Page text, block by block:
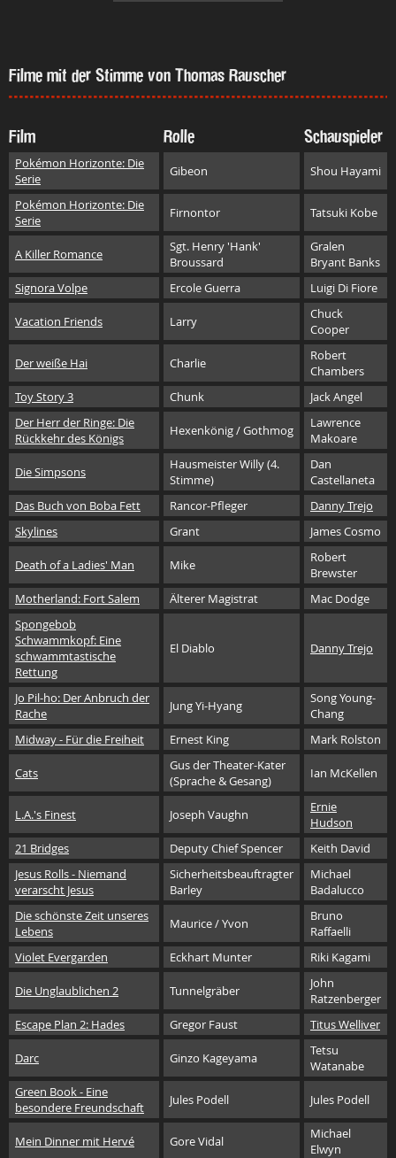
Filme mit der Stimme von Thomas Rauscher
Film Rolle Schauspieler
Pokémon Horizonte: Die
Serie
Gibeon Shou Hayami
Pokémon Horizonte: Die
Serie
Firnontor Tatsuki Kobe
A Killer Romance
Sgt. Henry 'Hank'
Broussard
Gralen
Bryant Banks
Signora Volpe
Ercole Guerra Luigi Di Fiore
Vacation Friends Larry
Chuck
Cooper
Der weiße Hai Charlie
Robert
Chambers
Toy Story 3
Chunk
Jack Angel
Der Herr der Ringe: Die
Rückkehr des Königs
Hexenkönig / Gothmog
Lawrence
Makoare
Die Simpsons
Hausmeister Willy (4.
Stimme)
Dan
Castellaneta
Das Buch von Boba Fett
Rancor-Pfleger
Danny Trejo
Skylines
Grant James Cosmo
Death of a Ladies' Man Mike
Robert
Brewster
Motherland: Fort Salem
Älterer Magistrat
Mac Dodge
Spongebob
Schwammkopf: Eine
schwammtastische
Rettung
El Diablo Danny Trejo
Jo Pil-ho: Der Anbruch der
Rache
Jung Yi-Hyang
Song Young-
Chang
Midway - Für die Freiheit
Ernest King Mark Rolston
Cats
Gus der Theater-Kater
(Sprache & Gesang)
Ian McKellen
L.A.'s Finest Joseph Vaughn
Ernie
Hudson
21 Bridges
Deputy Chief Spencer
Keith David
Jesus Rolls - Niemand
verarscht Jesus
Sicherheitsbeauftragter
Barley
Michael
Badalucco
Die schönste Zeit unseres
Lebens
Maurice / Yvon
Bruno
Raffaelli
Violet Evergarden
Eckhart Munter Riki Kagami
Die Unglaublichen 2 Tunnelgräber
John
Ratzenberger
Escape Plan 2: Hades
Gregor Faust Titus Welliver
Darc Ginzo Kageyama
Tetsu
Watanabe
Green Book - Eine
besondere Freundschaft
Jules Podell Jules Podell
Mein Dinner mit Hervé Gore Vidal
Michael
Elwyn